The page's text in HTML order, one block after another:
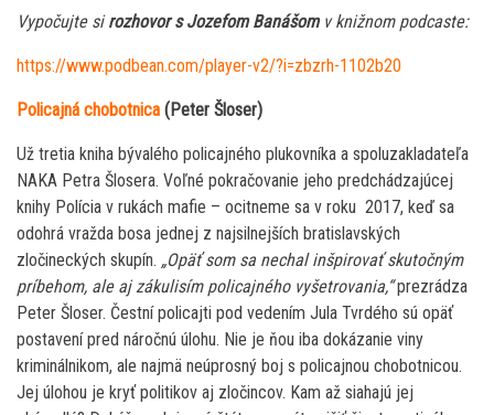
Vypočujte sirozhovor s Jozefom Banášomv knižnom podcaste:
https://www.podbean.com/player-v2/?i=zbzrh-1102b20
Policajná chobotnica (Peter Šloser)
Už tretia kniha bývalého policajného plukovníka a spoluzakladateľa
NAKA Petra Šlosera. Voľné pokračovanie jeho predchádzajúcej
knihy Polícia v rukách mafie – ocitneme sa v roku 2017, keď sa
odohrá vražda bosa jednej z najsilnejších bratislavských
zločineckých skupín. „Opäť som sa nechal inšpirovať skutočným
príbehom, ale aj zákulisím policajného vyšetrovania,“prezrádza
Peter Šloser. Čestní policajti pod vedením Jula Tvrdého sú opäť
postavení pred náročnú úlohu. Nie je ňou iba dokázanie viny
kriminálnikom, ale najmä neúprosný boj s policajnou chobotnicou.
Jej úlohou je kryť politikov aj zločincov. Kam až siahajú jej